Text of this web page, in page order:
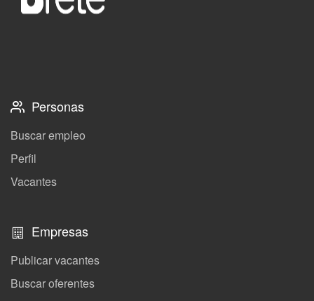
Personas
Buscar empleo
Perfil
Vacantes
Empresas
Publicar vacantes
Buscar oferentes